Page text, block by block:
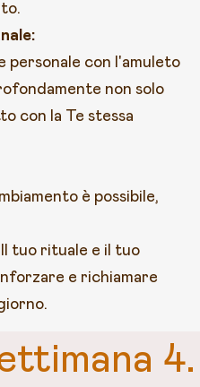
personale con l'amuleto
non solo
con la Te stessa
è possibile,
tuo rituale e il tuo
e richiamare
4.